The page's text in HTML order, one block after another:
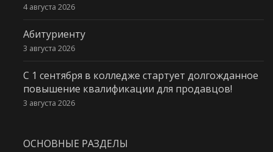
4 августа 2026
Абитуриенту
3 августа 2026
С 1 сентября в колледже стартует долгожданное
повышение квалификации для продавцов!
3 августа 2026
ОСНОВНЫЕ РАЗДЕЛЫ